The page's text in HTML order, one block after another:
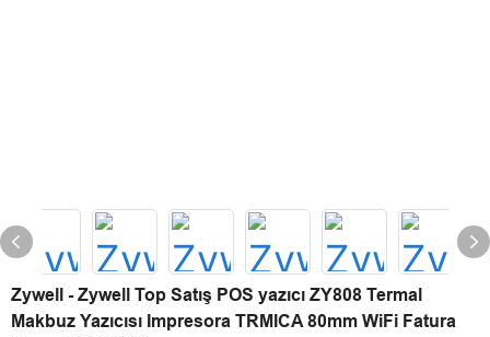
Zywell - Zywell Top Satış POS yazıcı ZY808 Termal
Makbuz Yazıcısı Impresora TRMICA 80mm WiFi Fatura